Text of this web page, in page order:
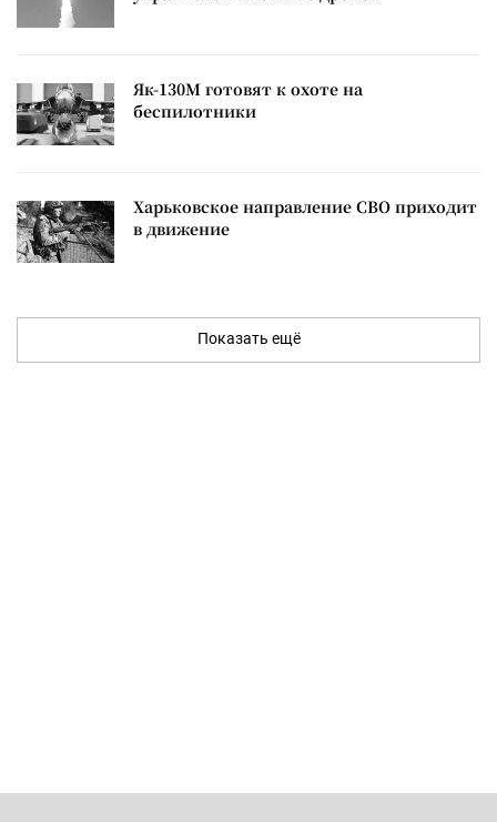
Як-130М готовят к охоте на
беспилотники
Харьковское направление СВО приходит
в движение
Показать ещё